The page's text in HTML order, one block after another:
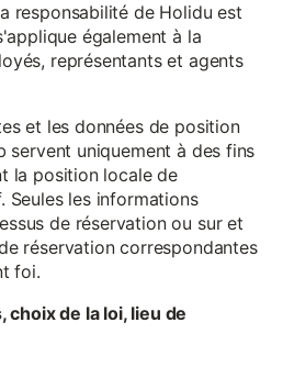
responsabilité de Holidu est
également à la
représentants et agents
et les données de position
servent uniquement à des fins
la position locale de
Seules les informations
de réservation ou sur et
réservation correspondantes
foi.
choix de la loi, lieu de